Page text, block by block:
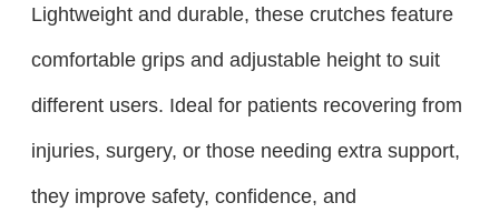
Lightweight and durable, these crutches feature
comfortable grips and adjustable height to suit
different users. Ideal for patients recovering from
injuries, surgery, or those needing extra support,
they improve safety, confidence, and